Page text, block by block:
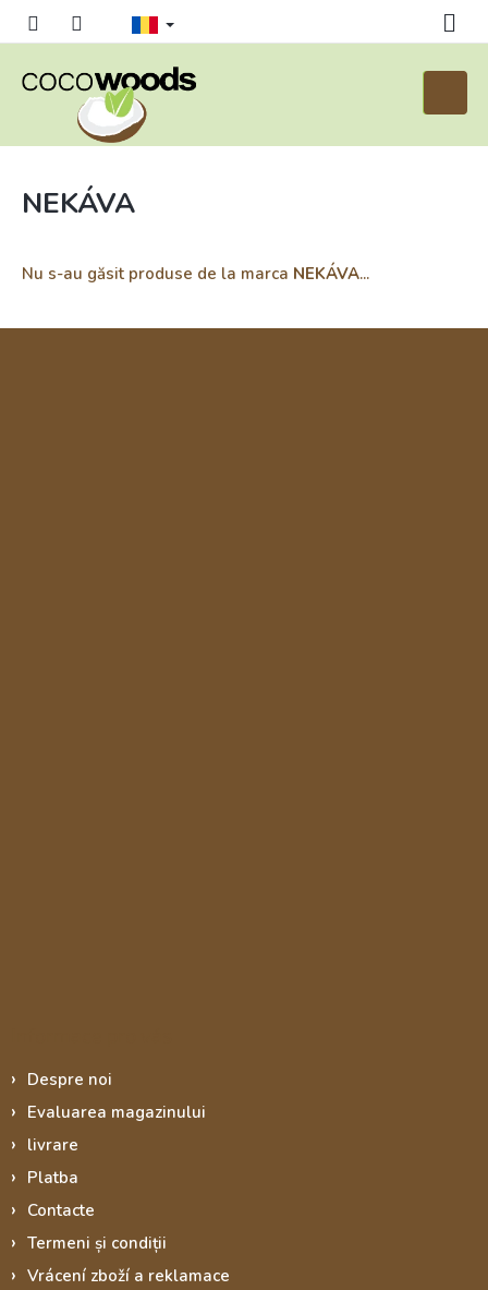
de
NEKÁVA
Nu s-au găsit produse de la marca NEKÁVA...
Despre noi
Evaluarea magazinului
livrare
Platba
Contacte
Termeni și condiții
Vrácení zboží a reklamace